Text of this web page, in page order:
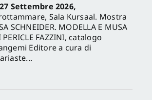
Settembre 2026,
Sala Kursaal. Mostra
SCHNEIDER. MODELLA E MUSA
PERICLE FAZZINI, catalogo
Editore a cura di